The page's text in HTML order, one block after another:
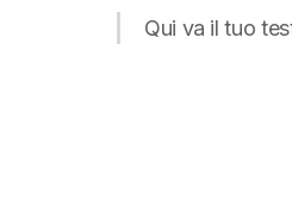
Qui va il tuo